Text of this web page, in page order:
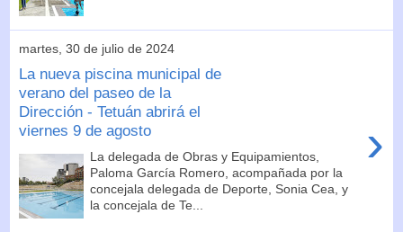
martes, 30 de julio de 2024
La nueva piscina municipal de
verano del paseo de la
Dirección - Tetuán abrirá el
viernes 9 de agosto
›
La delegada de Obras y Equipamientos,
Paloma García Romero, acompañada por la
concejala delegada de Deporte, Sonia Cea, y
la concejala de Te...